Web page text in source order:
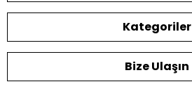
Kategoriler
Bize Ulaşın